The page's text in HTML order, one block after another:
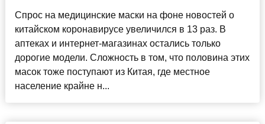
Спрос на медицинские маски на фоне новостей о
китайском коронавирусе увеличился в 13 раз. В
аптеках и интернет-магазинах остались только
дорогие модели. Сложность в том, что половина этих
масок тоже поступают из Китая, где местное
население крайне н...